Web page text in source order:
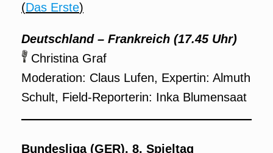
(Das Erste)
Deutschland – Frankreich (17.45 Uhr)
Christina Graf
Moderation: Claus Lufen, Expertin: Almuth
Schult, Field-Reporterin: Inka Blumensaat
Bundesliga (GER), 8. Spieltag